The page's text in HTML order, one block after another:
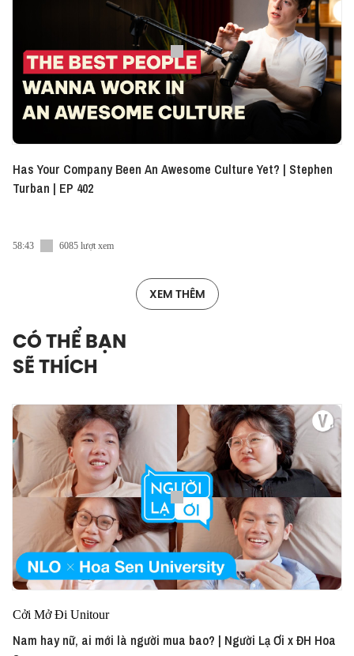
Has Your Company Been An Awesome Culture Yet? | Stephen
Turban | EP 402
58:43 6085 lượt xem
XEM THÊM
CÓ THỂ BẠN
SẼ THÍCH
Cởi Mở Đi Unitour
Nam hay nữ, ai mới là người mua bao? | Người Lạ Ơi x ĐH Hoa